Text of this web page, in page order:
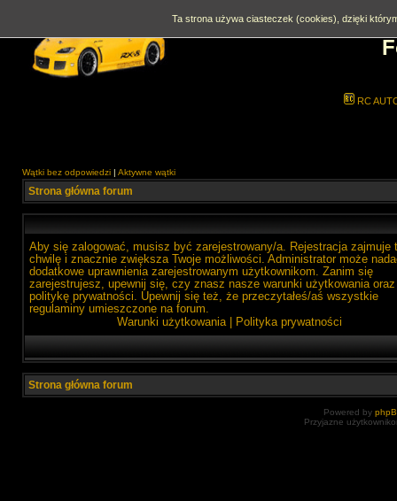
RC
Wątki bez odpowiedzi | Aktywne wątki
Strona główna forum
Aby się zalogować, musisz być zarejestrowany/a. Rejestracja zajmuje
chwilę i znacznie zwiększa Twoje możliwości. Administrator może
dodatkowe uprawnienia zarejestrowanym użytkownikom. Zanim się
zarejestrujesz, upewnij się, czy znasz nasze warunki użytkowania oraz
politykę prywatności. Upewnij się też, że przeczytałeś/aś wszystkie
regulaminy umieszczone na forum.
Warunki użytkowania| Polityka prywatności
Strona główna forum
Powered by
Przyjazne
Ta strona używa ciasteczek (cookies), dzięki